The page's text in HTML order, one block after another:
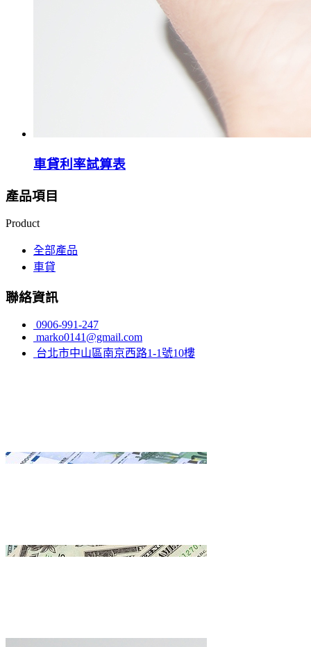
車貸利率試算表
產品項目
Product
全部產品
車貸
聯絡資訊
0906-991-247
marko0141@gmail.com
台北市中山區南京西路1-1號10樓